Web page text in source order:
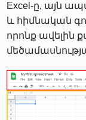
Excel-ը, այն
և հիմնական
որոնք